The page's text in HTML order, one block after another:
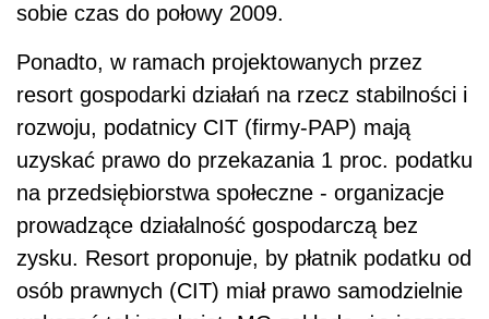
sobie czas do połowy 2009.
Ponadto, w ramach projektowanych przez
resort gospodarki działań na rzecz stabilności i
rozwoju, podatnicy CIT (firmy-PAP) mają
uzyskać prawo do przekazania 1 proc. podatku
na przedsiębiorstwa społeczne - organizacje
prowadzące działalność gospodarczą bez
zysku. Resort proponuje, by płatnik podatku od
osób prawnych (CIT) miał prawo samodzielnie